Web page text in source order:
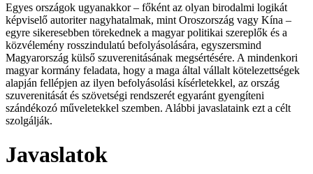
Egyes országok ugyanakkor – főként az olyan birodalmi logikát
képviselő autoriter nagyhatalmak, mint Oroszország vagy Kína –
egyre sikeresebben törekednek a magyar politikai szereplők és a
közvélemény rosszindulatú befolyásolására, egyszersmind
Magyarország külső szuverenitásának megsértésére. A mindenkori
magyar kormány feladata, hogy a maga által vállalt kötelezettségek
alapján fellépjen az ilyen befolyásolási kísérletekkel, az ország
szuverenitását és szövetségi rendszerét egyaránt gyengíteni
szándékozó műveletekkel szemben. Alábbi javaslataink ezt a célt
szolgálják.
Javaslatok